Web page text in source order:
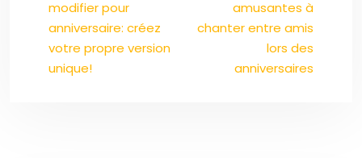
modifier pour
anniversaire: créez
votre propre version
unique!
amusantes à
chanter entre amis
lors des
anniversaires